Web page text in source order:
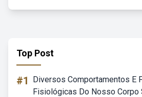
Top Post
#1
Diversos Comportamentos E
Fisiológicas Do Nosso Corpo